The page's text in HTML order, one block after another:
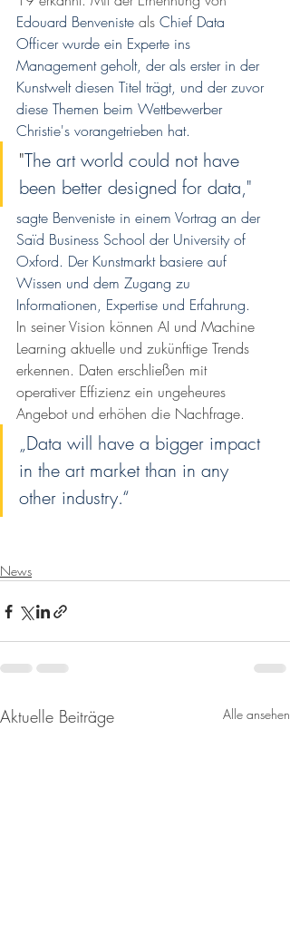
Edouard Benveniste als Chief Data
Officer wurde ein Experte ins
Management geholt, der als erster in der
Kunstwelt diesen Titel trägt, und der zuvor
diese Themen beim Wettbewerber
Christie's vorangetrieben hat.
"The art world could not have
been better designed for data,"
sagte Benveniste in einem Vortrag an der
Saïd Business School der University of
Oxford. Der Kunstmarkt basiere auf
Wissen und dem Zugang zu
Informationen, Expertise und Erfahrung.
In seiner Vision können AI und Machine
Learning aktuelle und zukünftige Trends
erkennen. Daten erschließen mit
operativer Effizienz ein ungeheures
Angebot und erhöhen die Nachfrage.
„Data will have a bigger impact
in the art market than in any
other industry.“
News
Aktuelle Beiträge Alle ansehen